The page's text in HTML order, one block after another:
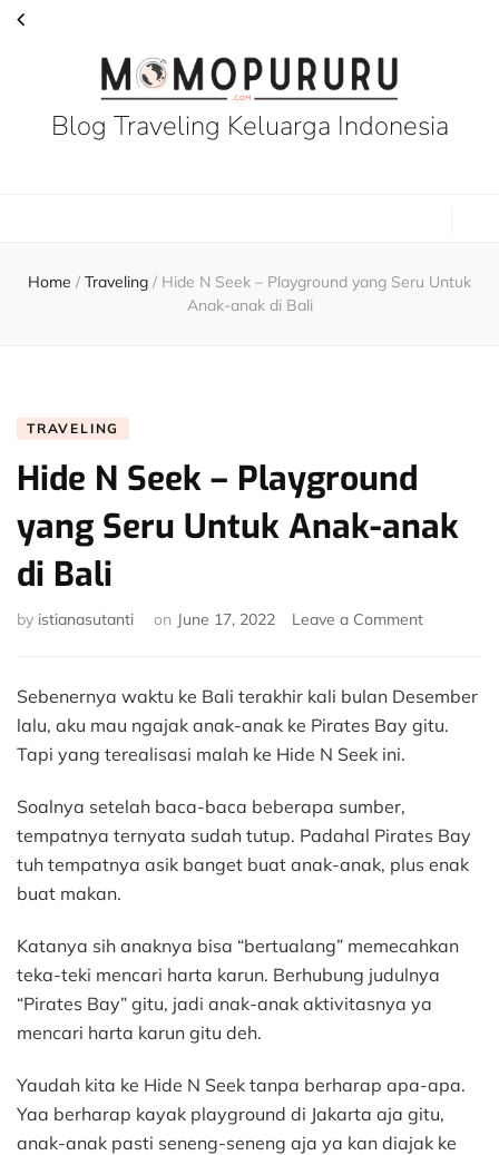
Blog Traveling Keluarga Indonesia
Home / Traveling / Hide N Seek – Playground yang Seru Untuk
Anak-anak di Bali
TRAVELING
Hide N Seek – Playground
yang Seru Untuk Anak-anak
di Bali
by istianasutanti on June 17, 2022 Leave a Commenton
Seek
Anak-
di
Sebenernya waktu ke Bali terakhir kali bulan Desember
lalu, aku mau ngajak anak-anak ke Pirates Bay gitu.
Tapi yang terealisasi malah ke Hide N Seek ini.
Soalnya setelah baca-baca beberapa sumber,
tempatnya ternyata sudah tutup. Padahal Pirates Bay
tuh tempatnya asik banget buat anak-anak, plus enak
buat makan.
Katanya sih anaknya bisa “bertualang” memecahkan
teka-teki mencari harta karun. Berhubung judulnya
“Pirates Bay” gitu, jadi anak-anak aktivitasnya ya
mencari harta karun gitu deh.
Yaudah kita ke Hide N Seek tanpa berharap apa-apa.
Yaa berharap kayak playground di Jakarta aja gitu,
anak-anak pasti seneng-seneng aja ya kan diajak ke